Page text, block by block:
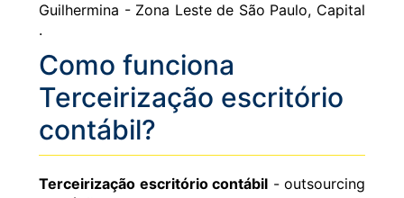
Guilhermina - Zona Leste de São Paulo, Capital
.
Como funciona
Terceirização escritório
contábil?
Terceirização escritório contábil - outsourcing